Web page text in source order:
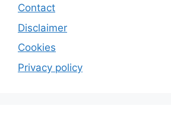
Contact
Disclaimer
Cookies
Privacy policy